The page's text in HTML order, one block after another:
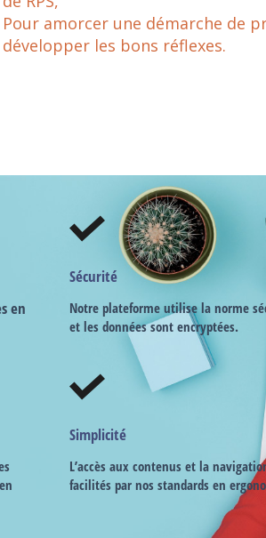
Pour amorcer une démarche de
développer les bons réflexes.
en
Sécurité
Notre plateforme utilise la norme
et les données sont encryptées.
Simplicité
L’accès aux contenus et la
facilités par nos standards en